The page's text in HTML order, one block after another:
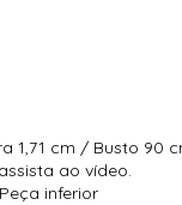
1,71 cm / Busto
ao vídeo.
inferior